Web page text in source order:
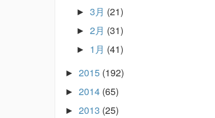
► 3月 (21)
► 2月 (31)
► 1月 (41)
► 2015 (192)
► 2014 (65)
► 2013 (25)